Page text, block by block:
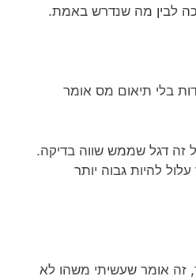
לבין מה שנדרש באמת.
בלי תיאום מס אומר
זה דגל שממש שווה בדיקה.
להיות גבוה יותר
אומר שעשיתי משהו לא